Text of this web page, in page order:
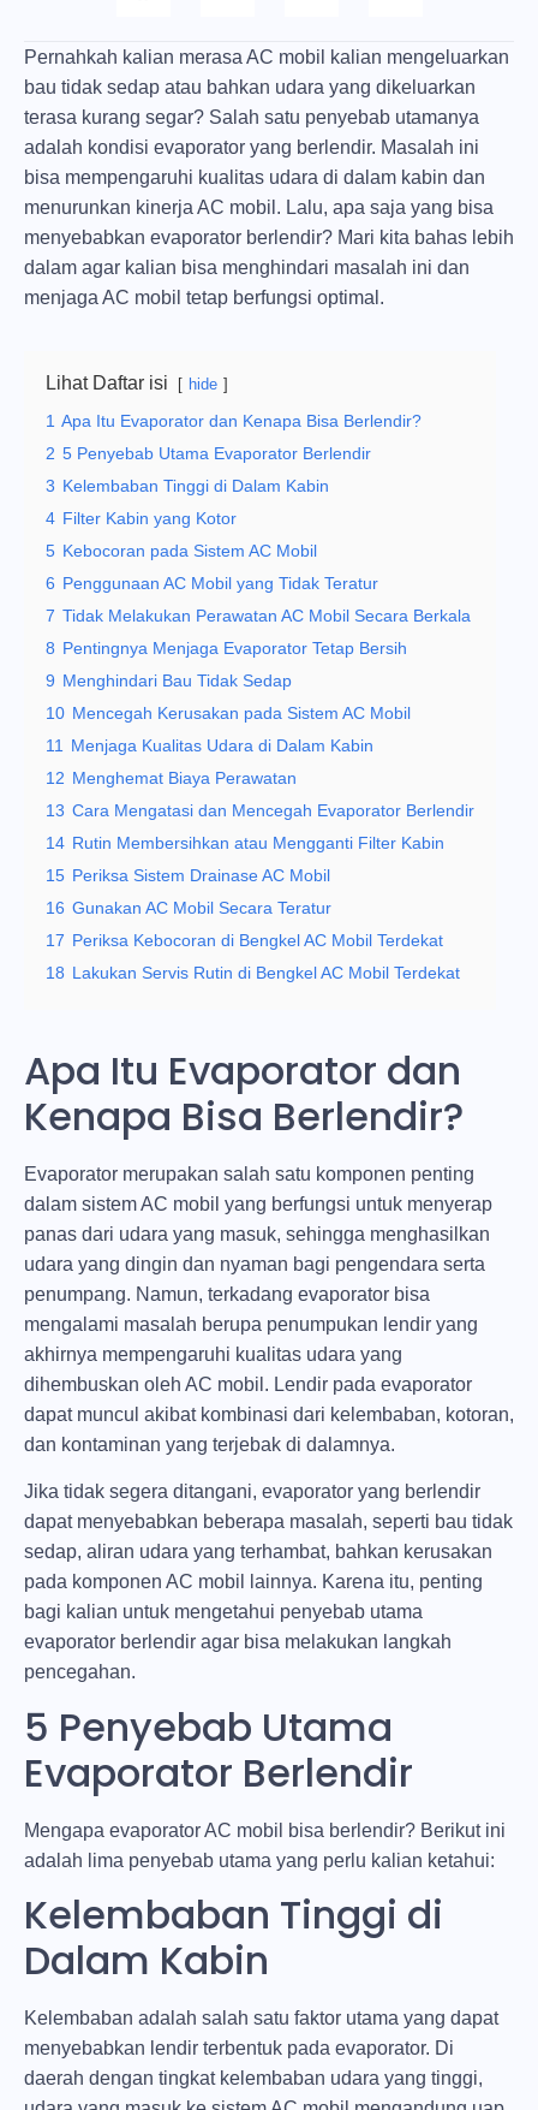
Pernahkah kalian merasa AC mobil kalian mengeluarkan
bau tidak sedap atau bahkan udara yang dikeluarkan
terasa kurang segar? Salah satu penyebab utamanya
adalah kondisi evaporator yang berlendir. Masalah ini
bisa mempengaruhi kualitas udara di dalam kabin dan
menurunkan kinerja AC mobil. Lalu, apa saja yang bisa
menyebabkan evaporator berlendir? Mari kita bahas lebih
dalam agar kalian bisa menghindari masalah ini dan
menjaga AC mobil tetap berfungsi optimal.
Lihat Daftar isi hide
1 Apa Itu Evaporator dan Kenapa Bisa Berlendir?
2 5 Penyebab Utama Evaporator Berlendir
3 Kelembaban Tinggi di Dalam Kabin
4 Filter Kabin yang Kotor
5 Kebocoran pada Sistem AC Mobil
6 Penggunaan AC Mobil yang Tidak Teratur
7 Tidak Melakukan Perawatan AC Mobil Secara Berkala
8 Pentingnya Menjaga Evaporator Tetap Bersih
9 Menghindari Bau Tidak Sedap
10 Mencegah Kerusakan pada Sistem AC Mobil
11
Menjaga Kualitas Udara di Dalam Kabin
12 Menghemat Biaya Perawatan
13 Cara Mengatasi dan Mencegah Evaporator Berlendir
14 Rutin Membersihkan atau Mengganti Filter Kabin
15 Periksa Sistem Drainase AC Mobil
16 Gunakan AC Mobil Secara Teratur
17 Periksa Kebocoran di Bengkel AC Mobil Terdekat
18 Lakukan Servis Rutin di Bengkel AC Mobil Terdekat
Apa Itu Evaporator dan
Kenapa Bisa Berlendir?
Evaporator merupakan salah satu komponen penting
dalam sistem AC mobil yang berfungsi untuk menyerap
panas dari udara yang masuk, sehingga menghasilkan
udara yang dingin dan nyaman bagi pengendara serta
penumpang. Namun, terkadang evaporator bisa
mengalami masalah berupa penumpukan lendir yang
akhirnya mempengaruhi kualitas udara yang
dihembuskan oleh AC mobil. Lendir pada evaporator
dapat muncul akibat kombinasi dari kelembaban, kotoran,
dan kontaminan yang terjebak di dalamnya.
Jika tidak segera ditangani, evaporator yang berlendir
dapat menyebabkan beberapa masalah, seperti bau tidak
sedap, aliran udara yang terhambat, bahkan kerusakan
pada komponen AC mobil lainnya. Karena itu, penting
bagi kalian untuk mengetahui penyebab utama
evaporator berlendir agar bisa melakukan langkah
pencegahan.
5 Penyebab Utama
Evaporator Berlendir
Mengapa evaporator AC mobil bisa berlendir? Berikut ini
adalah lima penyebab utama yang perlu kalian ketahui:
Kelembaban Tinggi di
Dalam Kabin
Kelembaban adalah salah satu faktor utama yang dapat
menyebabkan lendir terbentuk pada evaporator. Di
daerah dengan tingkat kelembaban udara yang tinggi,